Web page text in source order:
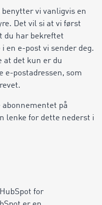
vi vanligvis en
Det vil si at vi først
du har bekreftet
en e-post vi sender deg.
at det kun er du
e-postadressen, som
på
lenke for dette nederst i
for